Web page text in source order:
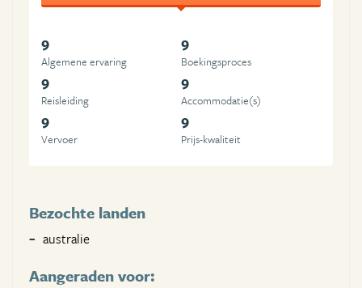
9
Algemene ervaring
9
Boekingsproces
9
Reisleiding
9
Accommodatie(s)
9
Vervoer
9
Prijs-kwaliteit
Bezochte landen
australie
Aangeraden voor: